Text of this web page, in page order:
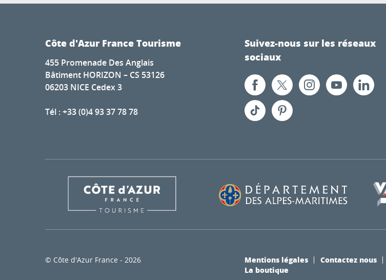
Côte d'Azur France Tourisme
455 Promenade Des Anglais
Bâtiment HORIZON – CS 53126
06203 NICE Cedex 3
Tél : +33 (0)4 93 37 78 78
Suivez-nous sur les réseaux
sociaux
© Côte d'Azur France - 2026 Mentions légales Contactez nous
La boutique